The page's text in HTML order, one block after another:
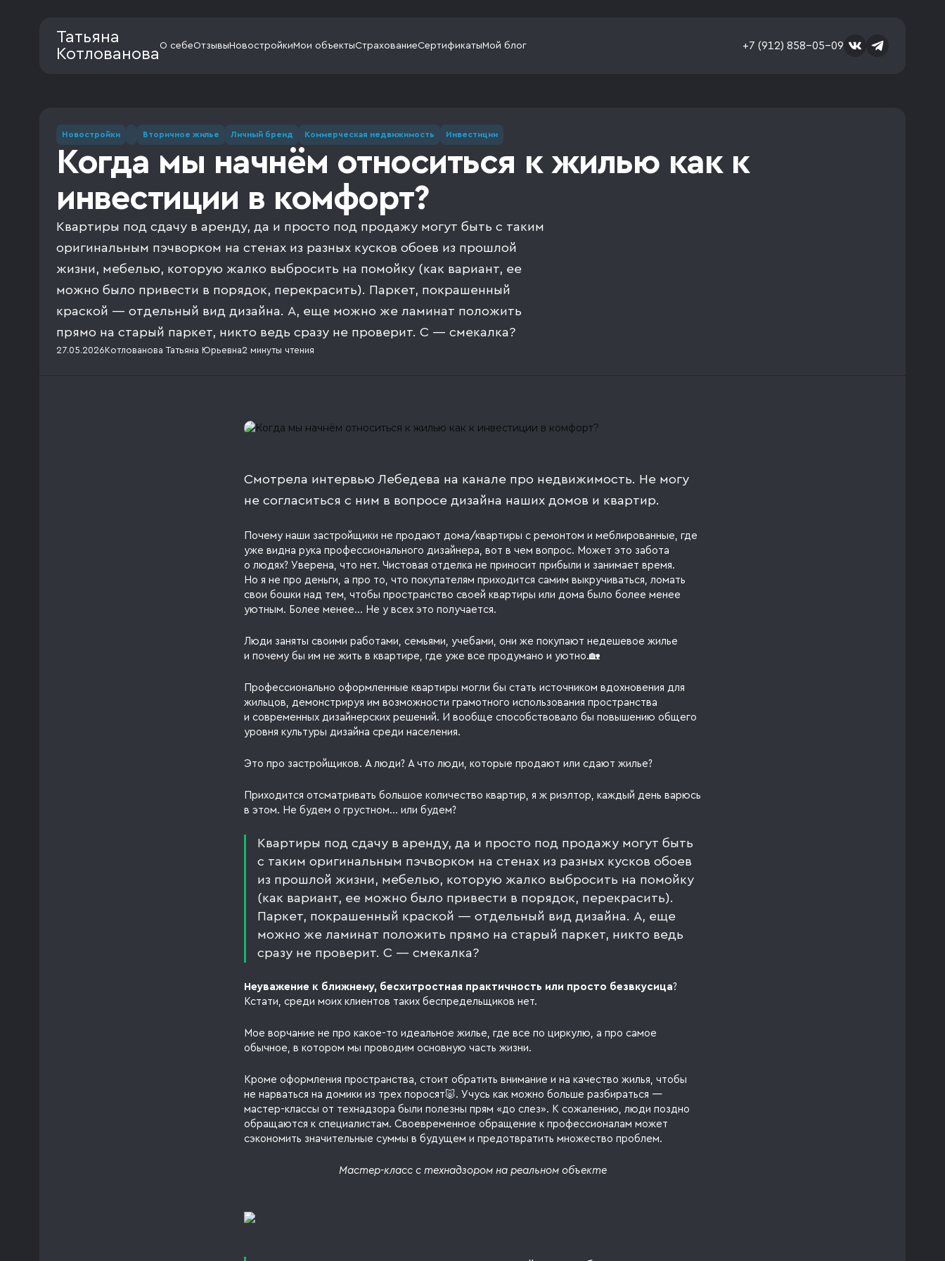
Татьяна
Котлованова О себеОтзывы НовостройкиМои объектыСтрахованиеСертификатыМой блог +7 (912) 858-05-09
Новостройки Вторичное жилье Личный бренд Коммерческая недвижимость Инвестиции
Когда мы начнём относиться к жилью как к
инвестиции в комфорт?
Квартиры под сдачу в аренду, да и просто под продажу могут быть с таким
оригинальным пэчворком на стенах из разных кусков обоев из прошлой
жизни, мебелью, которую жалко выбросить на помойку (как вариант, ее
можно было привести в порядок, перекрасить). Паркет, покрашенный
краской — отдельный вид дизайна. А, еще можно же ламинат положить
прямо на старый паркет, никто ведь сразу не проверит. С — смекалка?
27.05.2026 Котлованова Татьяна Юрьевна2 минуты чтения
Смотрела интервью Лебедева на канале про недвижимость. Не могу
не согласиться с ним в вопросе дизайна наших домов и квартир.
Почему наши застройщики не продают дома/квартиры с ремонтом и меблированные, где
уже видна рука профессионального дизайнера, вот в чем вопрос. Может это забота
о людях? Уверена, что нет. Чистовая отделка не приносит прибыли и занимает время.
Но я не про деньги, а про то, что покупателям приходится самим выкручиваться, ломать
свои бошки над тем, чтобы пространство своей квартиры или дома было более менее
уютным. Более менее… Не у всех это получается.
Люди заняты своими работами, семьями, учебами, они же покупают недешевое жилье
и почему бы им не жить в квартире, где уже все продумано и уютно.🏡
Профессионально оформленные квартиры могли бы стать источником вдохновения для
жильцов, демонстрируя им возможности грамотного использования пространства
и современных дизайнерских решений. И вообще способствовало бы повышению общего
уровня культуры дизайна среди населения.
Это про застройщиков. А люди? А что люди, которые продают или сдают жилье?
Приходится отсматривать большое количество квартир, я ж риэлтор, каждый день варюсь
в этом. Не будем о грустном… или будем?
Квартиры под сдачу в аренду, да и просто под продажу могут быть
с таким оригинальным пэчворком на стенах из разных кусков обоев
из прошлой жизни, мебелью, которую жалко выбросить на помойку
(как вариант, ее можно было привести в порядок, перекрасить).
Паркет, покрашенный краской — отдельный вид дизайна. А, еще
можно же ламинат положить прямо на старый паркет, никто ведь
сразу не проверит. С — смекалка?
Неуважение к ближнему, бесхитростная практичность или просто безвкусица?
Кстати, среди моих клиентов таких беспредельщиков нет.
Мое ворчание не про какое-то идеальное жилье, где все по циркулю, а про самое
обычное, в котором мы проводим основную часть жизни.
Кроме оформления пространства, стоит обратить внимание и на качество жилья, чтобы
не нарваться на домики из трех поросят🐷. Учусь как можно больше разбираться —
мастер-классы от технадзора были полезны прям «до слез». К сожалению, люди поздно
обращаются к специалистам. Своевременное обращение к профессионалам может
сэкономить значительные суммы в будущем и предотвратить множество проблем.
Мастер-класс с технадзором на реальном объекте